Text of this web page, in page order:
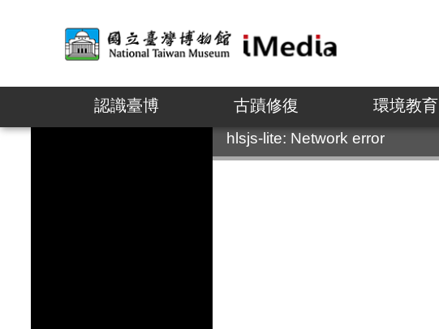
認識臺博 古蹟修復 環境教育
:::
hlsjs-lite: Network error